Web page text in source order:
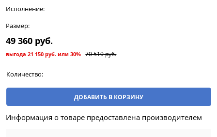
Исполнение:
Размер:
70 510 руб.
49 360 руб.
выгода 21 150 руб. или 30%
Количество:
ДОБАВИТЬ В КОРЗИНУ
Информация о товаре предоставлена производителем